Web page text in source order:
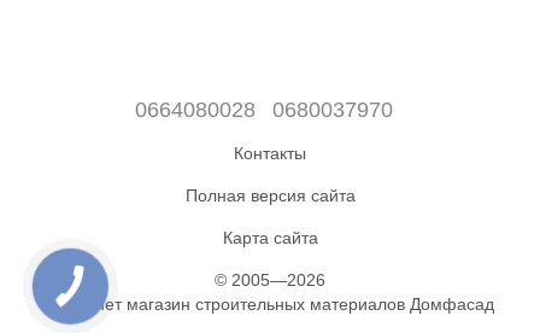
0664080028 0680037970
Контакты
Полная версия сайта
Карта сайта
© 2005—2026
Интернет магазин строительных материалов Домфасад